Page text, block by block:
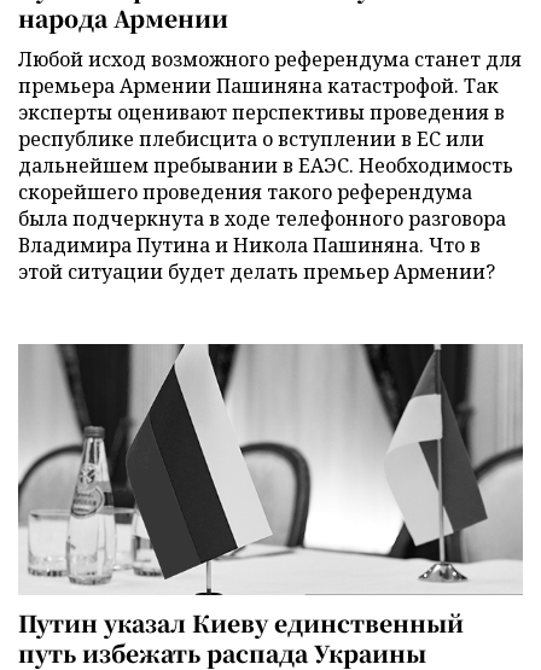
народа Армении
Любой исход возможного референдума станет для
премьера Армении Пашиняна катастрофой. Так
эксперты оценивают перспективы проведения в
республике плебисцита о вступлении в ЕС или
дальнейшем пребывании в ЕАЭС. Необходимость
скорейшего проведения такого референдума
была подчеркнута в ходе телефонного разговора
Владимира Путина и Никола Пашиняна. Что в
этой ситуации будет делать премьер Армении?
Путин указал Киеву единственный
путь избежать распада Украины